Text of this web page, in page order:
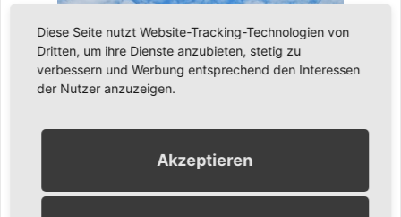
Diese Seite nutzt Website-Tracking-Technologien von
Dritten, um ihre Dienste anzubieten, stetig zu
verbessern und Werbung entsprechend den Interessen
der Nutzer anzuzeigen.
Akzeptieren